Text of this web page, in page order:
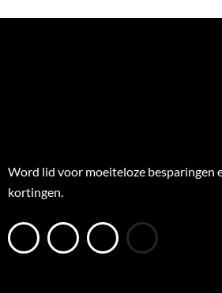
Word lid voor moeiteloze besparingen
kortingen.